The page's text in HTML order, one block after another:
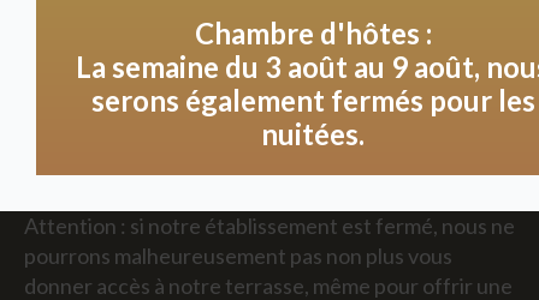
jusqu'à 11h30 et après 15h00. Nous vous prions
gentiment de garder votre chien tenu en laisse
tranquillement sous la table afin que chacun puisse
continuer à profiter d'un environnement détendu.
Bien sûr, les chiens d'assistance sont également les
Attention : si notre établissement est fermé, nous ne
pourrons malheureusement pas non plus vous
donner accès à notre terrasse, même pour offrir une
Chambre d'hôtes :
La semaine du 3 août au 9 août,
serons également fermés pour les
nuitées.